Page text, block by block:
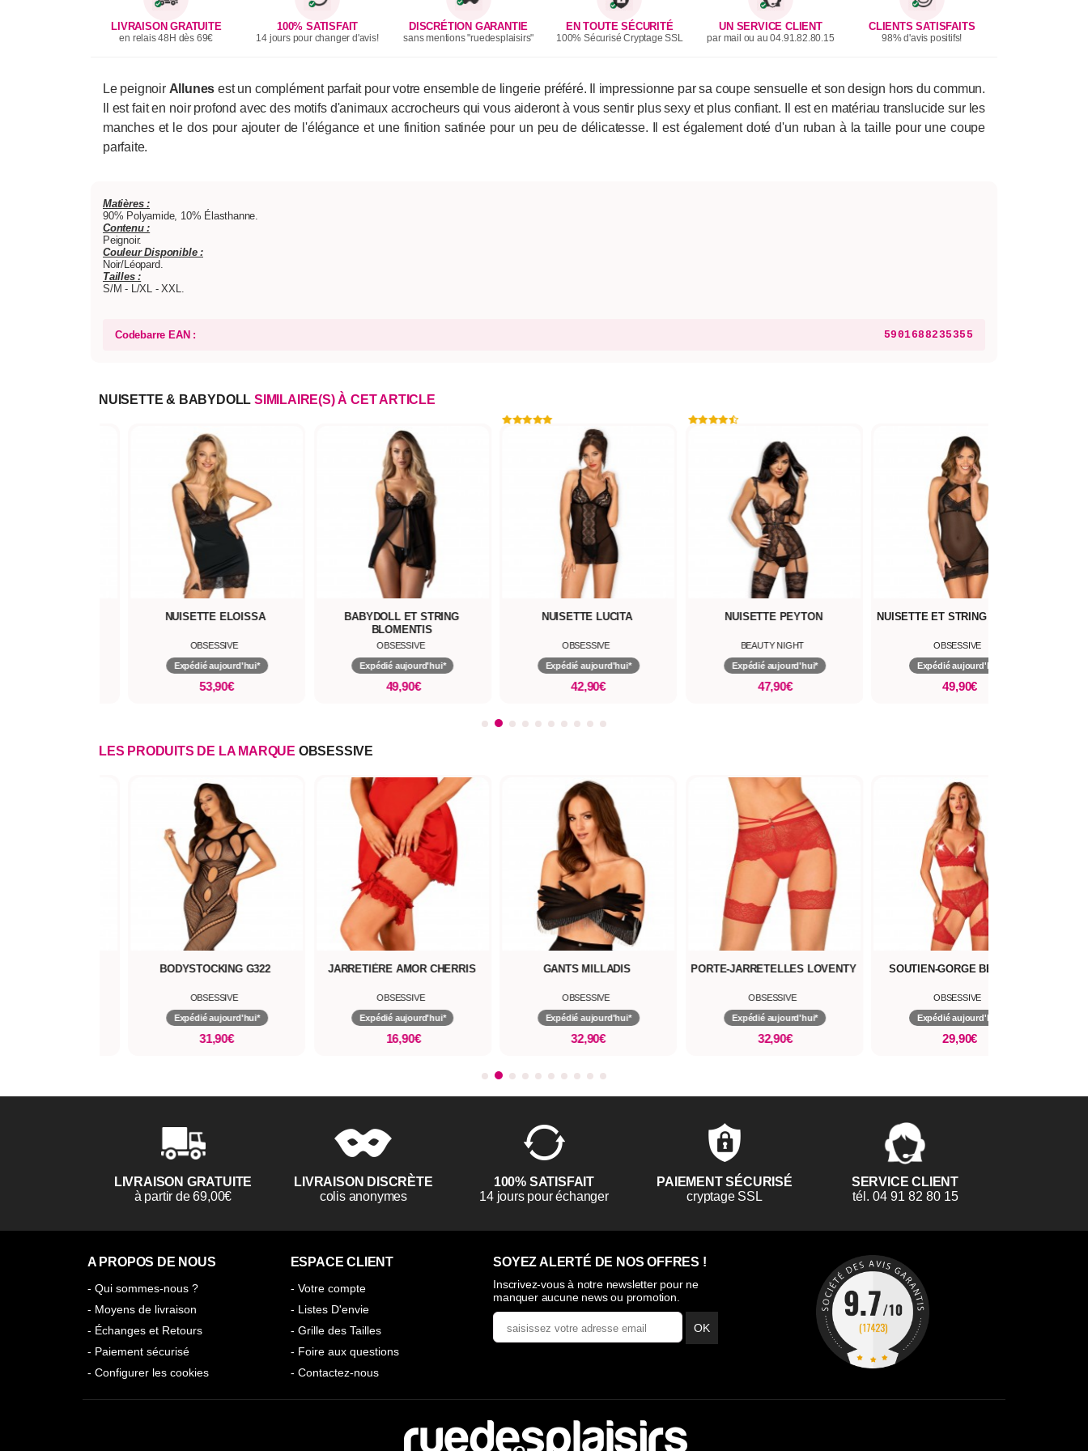
LIVRAISON GRATUITE
en relais 48H dès 69€
100% SATISFAIT
14 jours pour changer d'avis!
DISCRÉTION GARANTIE
sans mentions "ruedesplaisirs"
EN TOUTE SÉCURITÉ
100% Sécurisé Cryptage SSL
UN SERVICE CLIENT
par mail ou au 04.91.82.80.15
CLIENTS SATISFAITS
98% d'avis positifs!
Le peignoir Allunesest un complément parfait pour votre ensemble de lingerie préféré. Il impressionne par sa coupe sensuelle et son design hors du commun.
Il est fait en noir profond avec des motifs d'animaux accrocheurs qui vous aideront à vous sentir plus sexy et plus confiant. Il est en matériau translucide sur les
manches et le dos pour ajouter de l'élégance et une finition satinée pour un peu de délicatesse. Il est également doté d'un ruban à la taille pour une coupe
parfaite.
Matières :
90% Polyamide, 10% Élasthanne.
Contenu :
Peignoir.
Couleur Disponible :
Noir/Léopard.
Tailles :
S/M - L/XL - XXL.
Codebarre EAN : 5901688235355
NUISETTE & BABYDOLL SIMILAIRE(S) À CET ARTICLE
NUISETTE ELOISSA
OBSESSIVE
Expédié aujourd'hui*
53,90€
BABYDOLL ET STRING
BLOMENTIS
OBSESSIVE
Expédié aujourd'hui*
49,90€
NUISETTE LUCITA
OBSESSIVE
Expédié aujourd'hui*
42,90€
NUISETTE PEYTON
BEAUTY NIGHT
Expédié aujourd'hui*
47,90€
NUISETTE ET STRING ALLASTIA
OBSESSIVE
Expédié aujourd'hui*
49,90€
LES PRODUITS DE LA MARQUE OBSESSIVE
BODYSTOCKING G322
OBSESSIVE
Expédié aujourd'hui*
31,90€
JARRETIÈRE AMOR CHERRIS
OBSESSIVE
Expédié aujourd'hui*
16,90€
GANTS MILLADIS
OBSESSIVE
Expédié aujourd'hui*
32,90€
PORTE-JARRETELLES LOVENTY
OBSESSIVE
Expédié aujourd'hui*
32,90€
SOUTIEN-GORGE BELOVYA
OBSESSIVE
Expédié aujourd'hui*
29,90€
LIVRAISON GRATUITE
à partir de 69,00€
LIVRAISON DISCRÈTE
colis anonymes
100% SATISFAIT
14 jours pour échanger
PAIEMENT SÉCURISÉ
cryptage SSL
SERVICE CLIENT
tél. 04 91 82 80 15
A PROPOS DE NOUS
- Qui sommes-nous ?
- Moyens de livraison
- Échanges et Retours
- Paiement sécurisé
- Configurer les cookies
ESPACE CLIENT
- Votre compte
- Listes D'envie
- Grille des Tailles
- Foire aux questions
- Contactez-nous
SOYEZ ALERTÉ DE NOS OFFRES !
Inscrivez-vous à notre newsletter pour ne
manquer aucune news ou promotion.
OK